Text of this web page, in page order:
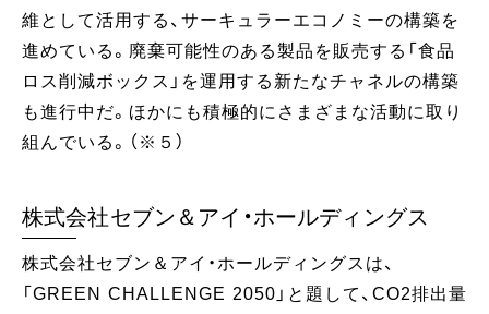
維として活用する、サーキュラーエコノミーの構築を
進めている。廃棄可能性のある製品を販売する「食品
ロス削減ボックス」を運用する新たなチャネルの構築
も進行中だ。ほかにも積極的にさまざまな活動に取り
組んでいる。（※５）
株式会社セブン＆アイ・ホールディングス
株式会社セブン＆アイ・ホールディングスは、
「GREEN CHALLENGE 2050」と題して、CO2排出量